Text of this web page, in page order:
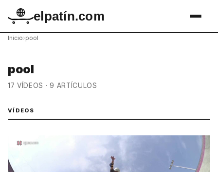
elpatín.com
Inicio›pool
pool
17 VÍDEOS · 9 ARTÍCULOS
VÍDEOS